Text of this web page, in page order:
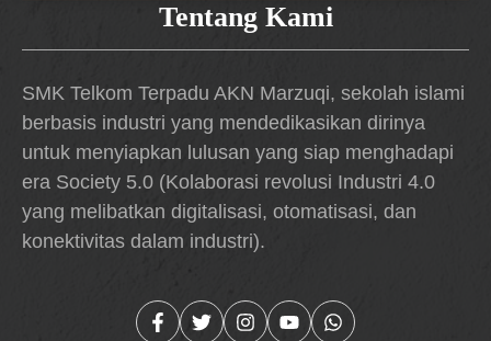
Tentang Kami
SMK Telkom Terpadu AKN Marzuqi, sekolah islami
berbasis industri yang mendedikasikan dirinya
untuk menyiapkan lulusan yang siap menghadapi
era Society 5.0 (Kolaborasi revolusi Industri 4.0
yang melibatkan digitalisasi, otomatisasi, dan
konektivitas dalam industri).